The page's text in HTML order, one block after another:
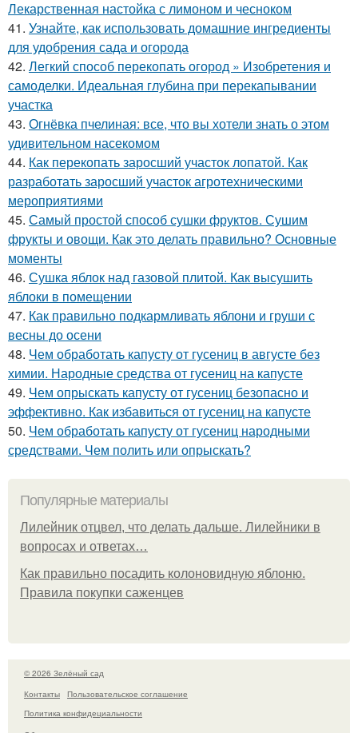
Лекарственная настойка с лимоном и чесноком
41. Узнайте, как использовать домашние ингредиенты
для удобрения сада и огорода
42. Легкий способ перекопать огород » Изобретения и
самоделки. Идеальная глубина при перекапывании
участка
43. Огнёвка пчелиная: все, что вы хотели знать о этом
удивительном насекомом
44. Как перекопать заросший участок лопатой. Как
разработать заросший участок агротехническими
мероприятиями
45. Самый простой способ сушки фруктов. Сушим
фрукты и овощи. Как это делать правильно? Основные
моменты
46. Сушка яблок над газовой плитой. Как высушить
яблоки в помещении
47. Как правильно подкармливать яблони и груши с
весны до осени
48. Чем обработать капусту от гусениц в августе без
химии. Народные средства от гусениц на капусте
49. Чем опрыскать капусту от гусениц безопасно и
эффективно. Как избавиться от гусениц на капусте
50. Чем обработать капусту от гусениц народными
средствами. Чем полить или опрыскать?
Популярные материалы
Лилейник отцвел, что делать дальше. Лилейники в
вопросах и ответах…
Как правильно посадить колоновидную яблоню.
Правила покупки саженцев
© 2026 Зелёный сад
Контакты
Пользовательское соглашение
Политика конфидециальности